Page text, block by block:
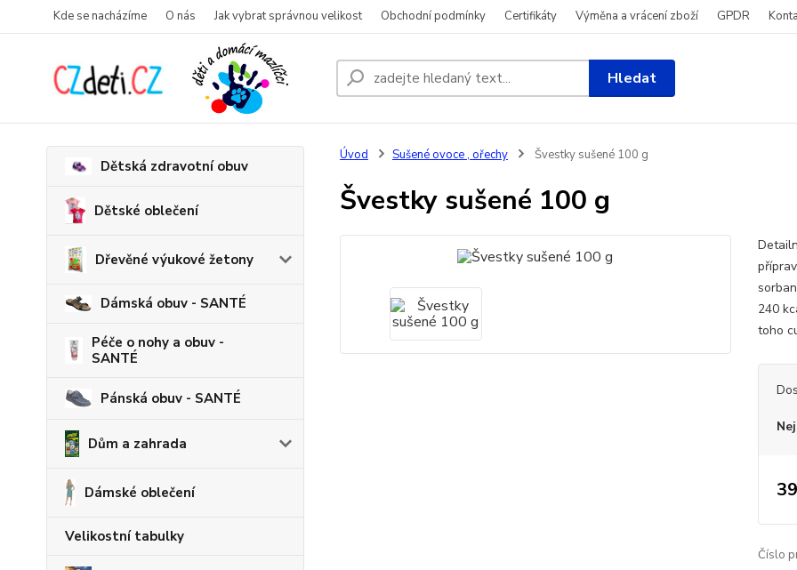
Kde se nacházíme O nás Jak vybrat správnou velikost Obchodní podmínky Certifikáty Výměna a vrácení zboží GPDR
Hledat
Dětská zdravotní obuv
Dětské oblečení
Dřevěné výukové žetony
Dámská obuv - SANTÉ
Péče o nohy a obuv -
SANTÉ
Pánská obuv - SANTÉ
Dům a zahrada
Dámské oblečení
Velikostní tabulky
Úvod Sušené ovoce , ořechy Švestky sušené 100 g
Švestky sušené 100 g
240
toho
Číslo